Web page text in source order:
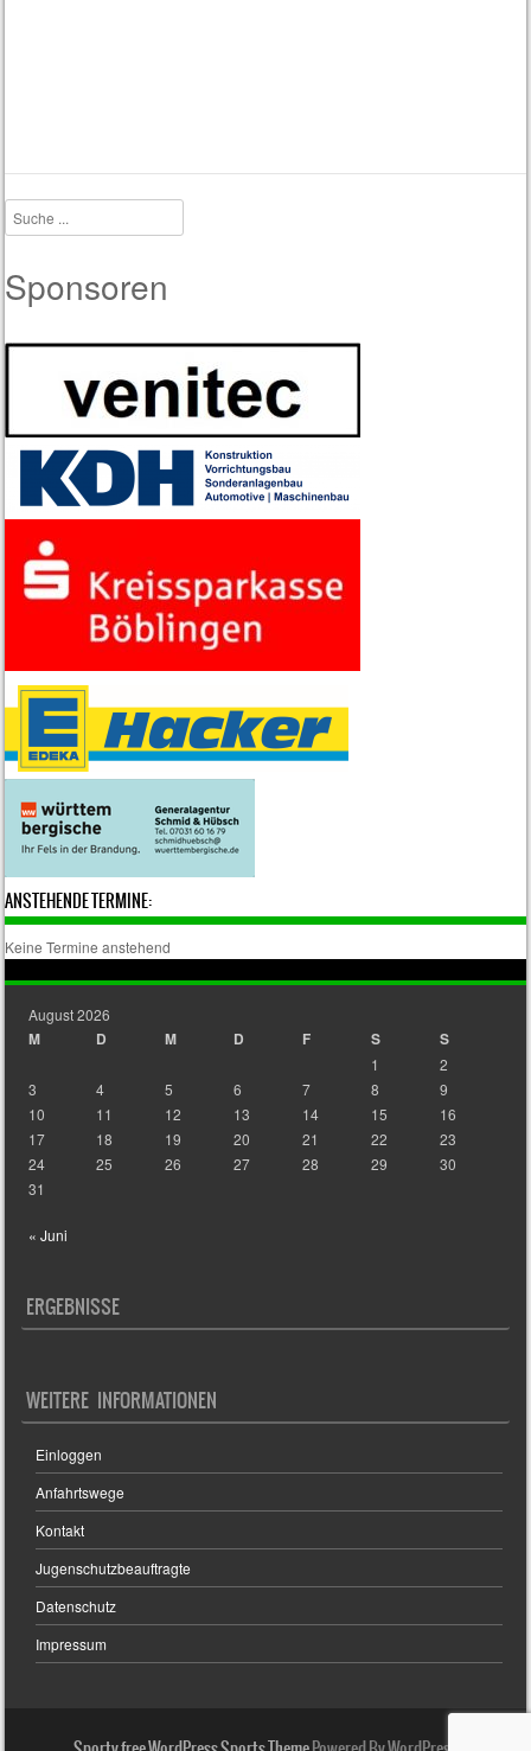
Suche
Sponsoren
ANSTEHENDE TERMINE:
Keine Termine anstehend
August 2026
M D M D F S S
1
2
3
4 5 6 7 8
9
10
11 12 13 14 15
16
17
18 19 20 21 22
23
24
25 26 27 28 29
30
31
« Juni
ERGEBNISSE
WEITERE INFORMATIONEN
Einloggen
Anfahrtswege
Kontakt
Jugenschutzbeauftragte
Datenschutz
Impressum